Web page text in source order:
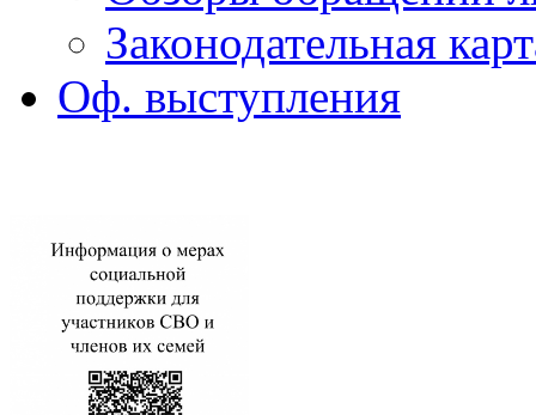
Законодательная
Оф. выступления